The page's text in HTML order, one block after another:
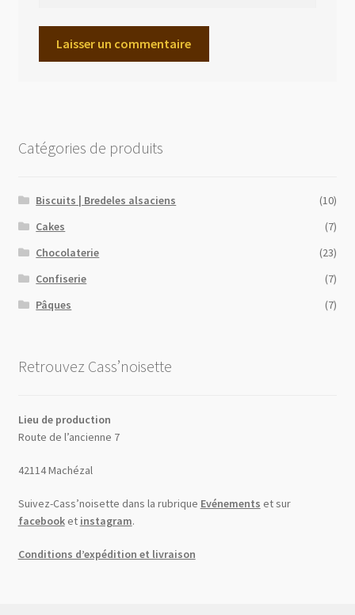
Catégories de produits
Biscuits | Bredeles alsaciens
(10)
Cakes
(7)
Chocolaterie
(23)
Confiserie
(7)
Pâques
(7)
Retrouvez Cass’noisette
Lieu de production
Route de l’ancienne 7
42114 Machézal
Suivez-Cass’noisette dans la rubrique Evénements et sur
facebooket instagram.
Conditions d’expédition et livraison